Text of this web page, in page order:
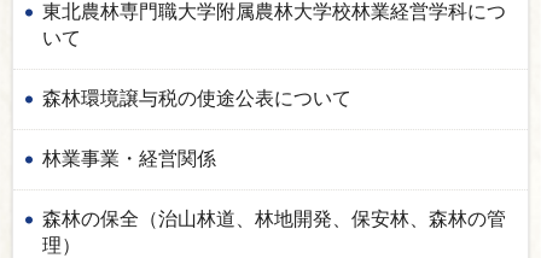
東北農林専門職大学附属農林大学校林業経営学科につ
いて
森林環境譲与税の使途公表について
林業事業・経営関係
森林の保全（治山林道、林地開発、保安林、森林の管
理）